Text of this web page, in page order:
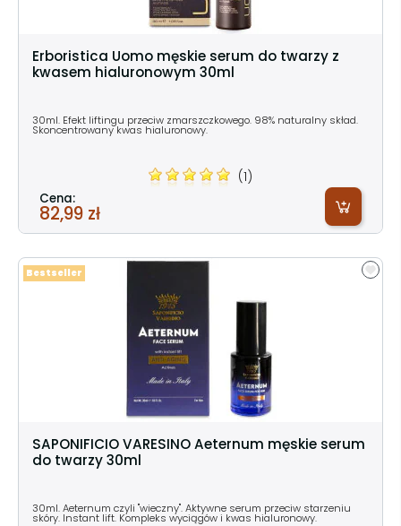
Erboristica Uomo męskie serum do twarzy z
kwasem hialuronowym 30ml
30ml. Efekt liftingu przeciw zmarszczkowego. 98% naturalny skład.
Skoncentrowany kwas hialuronowy.
(1)
Cena:
82,99 zł
SAPONIFICIO VARESINO Aeternum męskie serum
do twarzy 30ml
30ml. Aeternum czyli "wieczny". Aktywne serum przeciw starzeniu
skóry. Instant lift. Kompleks wyciągów i kwas hialuronowy.
Bestseller